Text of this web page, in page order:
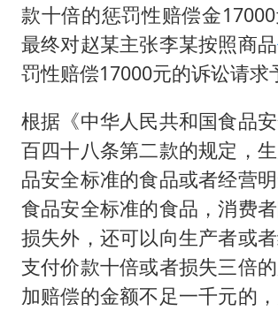
款十倍的惩罚性赔偿金
最终对赵某主张李某按照商品
罚性赔偿17000元的诉讼请求
根据《中华人民共和国食品
百四十八条第二款的规定，
品安全标准的食品或者经营
食品安全标准的食品，消费
损失外，还可以向生产者或
支付价款十倍或者损失三倍
加赔偿的金额不足一千元的，